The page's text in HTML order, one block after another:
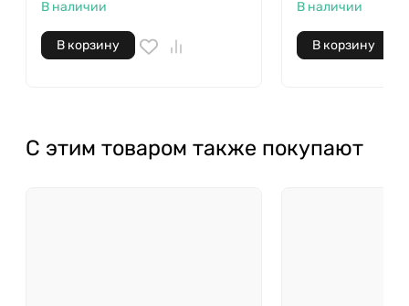
В наличии
В корзину
В наличии
В корзину
С этим товаром также покупают